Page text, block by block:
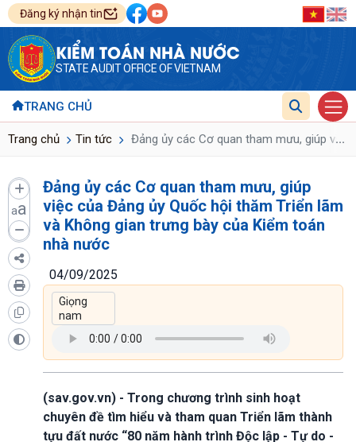
Đăng ký nhận tin
KIỂM TOÁN NHÀ NƯỚC
STATE AUDIT OFFICE OF VIETNAM
TRANG CHỦ
Trang chủ Tin tức Đảng ủy các Cơ quan tham mưu, giúp ...
aa
Đảng ủy các Cơ quan tham mưu, giúp
việc của Đảng ủy Quốc hội thăm Triển lãm
và Không gian trưng bày của Kiểm toán
nhà nước
04/09/2025
(sav.gov.vn) - Trong chương trình sinh hoạt
chuyên đề tìm hiểu và tham quan Triển lãm thành
tựu đất nước “80 năm hành trình Độc lập - Tự do -